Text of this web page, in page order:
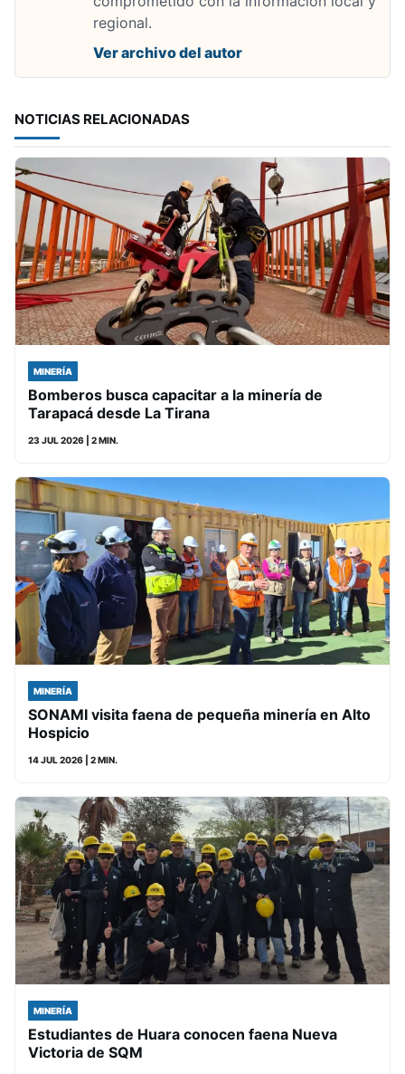
regional.
Ver archivo del autor
NOTICIAS RELACIONADAS
MINERÍA
Bomberos busca capacitar a la minería de
Tarapacá desde La Tirana
23 JUL 2026 | 2 MIN.
MINERÍA
SONAMI visita faena de pequeña minería en Alto
Hospicio
14 JUL 2026 | 2 MIN.
MINERÍA
Estudiantes de Huara conocen faena Nueva
Victoria de SQM